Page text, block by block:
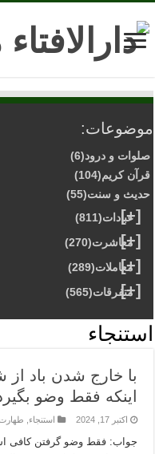
موضوعات:
صلوات و درود(6)
قرآن کریم(104)
حدیث و سنت(55)
[+]
عبادات(811)
[+]
معاشرت(270)
[+]
معاملات(289)
[+]
متفرقات(565)
استنجاء
با خارج شدن باد از
اینکه فقط وضو
اکتبر 17, 2024 استنجاء
جواب: فقط وضو گرفتن کافی